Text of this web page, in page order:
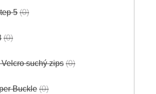
5 0
0
suchý zips 0
Buckle 0